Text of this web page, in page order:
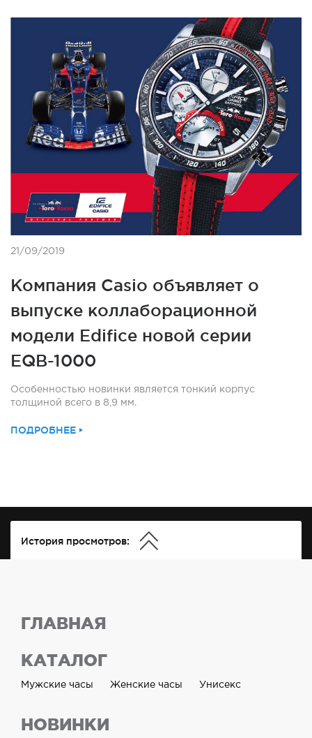
21/09/2019
Компания Casio объявляет о
выпуске коллаборационной
модели Edifice новой серии
EQB-1000
Особенностью новинки является тонкий корпус
толщиной всего в 8,9 мм.
ПОДРОБНЕЕ
История просмотров:
ГЛАВНАЯ
КАТАЛОГ
Мужские часы Женские часы Унисекс
НОВИНКИ